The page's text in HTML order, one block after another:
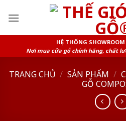
HỆ THỐNG
Nơi mua cửa gỗ chính hãng, chất
TRANG CHỦ / SẢN PHẨM /
GỖ